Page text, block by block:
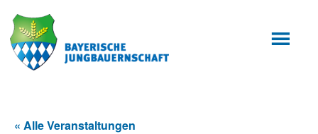
Inhalt
springen
Fußzeile
springen
« Alle Veranstaltungen